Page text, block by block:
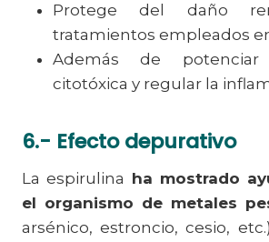
Protege del daño
tratamientos empleados
Además de
citotóxica y regular la
6.- Efecto depurativo
La espirulina ha mostrado
el organismo de metales
arsénico, estroncio, cesio,